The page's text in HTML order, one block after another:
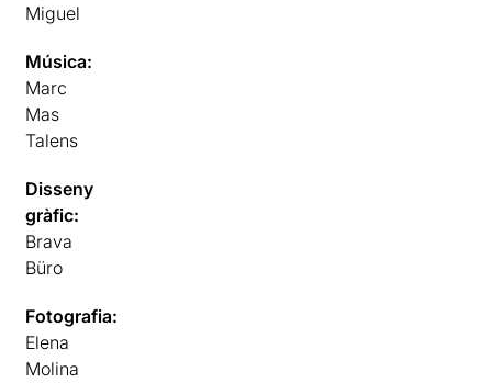
Miguel
Música:
Marc
Mas
Talens
Disseny
gràfic:
Brava
Büro
Fotografia:
Elena
Molina